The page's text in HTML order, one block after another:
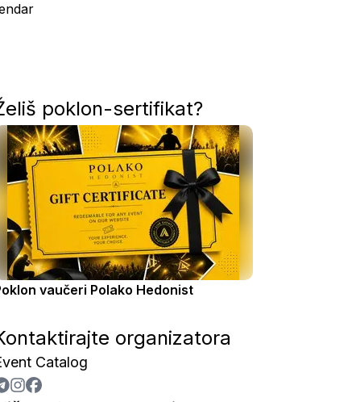
poklon-sertifikat?
vaučeri Polako Hedonist
organizatora
Catalog